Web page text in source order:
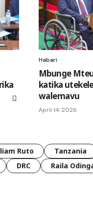
Habari
Mbunge
katika
walemavu
April 14, 2026
Ruto Tanzania
DRC Raila